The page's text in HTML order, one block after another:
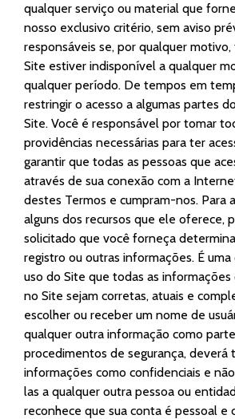
qualquer serviço ou material que
nosso exclusivo critério, sem aviso
responsáveis se, por qualquer
Site estiver indisponível a qualquer
qualquer período. De tempos em
restringir o acesso a algumas partes
Site. Você é responsável por tomar
providências necessárias para ter
garantir que todas as pessoas que
através de sua conexão com a
destes Termos e cumpram-nos. Para
alguns dos recursos que ele oferece,
solicitado que você forneça
registro ou outras informações. É uma
uso do Site que todas as
no Site sejam corretas, atuais e
escolher ou receber um nome de
qualquer outra informação como
procedimentos de segurança, deverá
informações como confidenciais e
las a qualquer outra pessoa ou
reconhece que sua conta é pessoal e